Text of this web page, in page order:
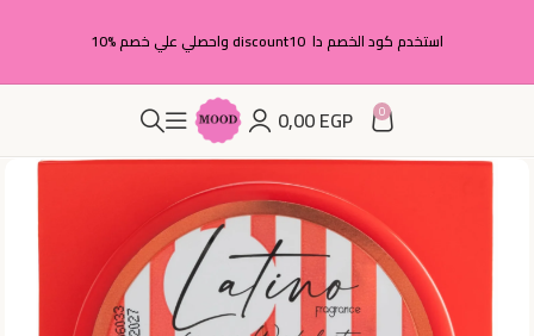
استخدم كود الخصم دا discount10 واحصلي علي خصم %10
0
0,00EGP